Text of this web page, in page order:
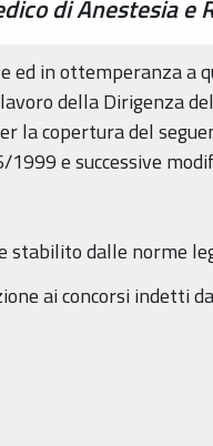
di Anestesia e
ed in ottemperanza a
della Dirigenza
copertura del
e successive
stabilito dalle norme
ai concorsi indetti